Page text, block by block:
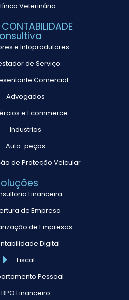
Veterinária
e Infoprodutores
de Serviço
Comercial
Advogados
e Ecommerce
Industrias
Auto-peças
de Proteção Veicular
Financeira
de Empresa
de Empresas
Digital
Fiscal
Pessoal
BPO Financeiro